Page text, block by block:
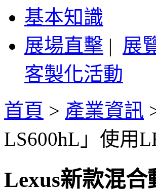
基本知識
展場直擊 | 展
客製化活動
首頁 > 產業資訊
LS600hL」使用
Lexus新款混